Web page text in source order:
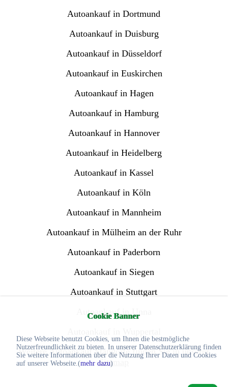
Cookie Banner
Diese Webseite benutzt Cookies, um Ihnen die bestmögliche
Nutzerfreundlichkeit zu bieten. In unserer Datenschutzerklärung finden
Sie weitere Informationen über die Nutzung Ihrer Daten und Cookies
auf unserer Webseite.(mehr dazu)
Autoankauf in Dortmund
Autoankauf in Duisburg
Autoankauf in Düsseldorf
Autoankauf in Euskirchen
Autoankauf in Hagen
Autoankauf in Hamburg
Autoankauf in Hannover
Autoankauf in Heidelberg
Autoankauf in Kassel
Autoankauf in Köln
Autoankauf in Mannheim
Autoankauf in Mülheim an der Ruhr
Autoankauf in Paderborn
Autoankauf in Siegen
Autoankauf in Stuttgart
Autoankauf in Unna
Weitere Autoankauf Standorte finden Sie in unserer
Sitemap